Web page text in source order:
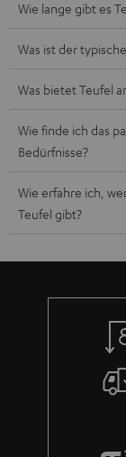
Wie lange gibt es
Was ist der
Was bietet Teufel
Wie finde ich das
Bedürfnisse?
Wie erfahre ich,
Teufel gibt?